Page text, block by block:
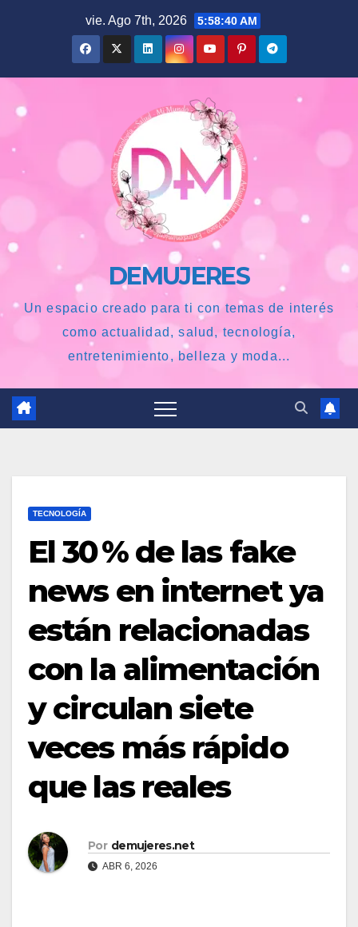
vie. Ago 7th, 2026 5:58:41 AM
DEMUJERES
Un espacio creado para ti con temas de interés
como actualidad, salud, tecnología,
entretenimiento, belleza y moda...
TECNOLOGÍA
El 30 % de las fake
news en internet ya
están relacionadas
con la alimentación
y circulan siete
veces más rápido
que las reales
Por demujeres.net
ABR 6, 2026